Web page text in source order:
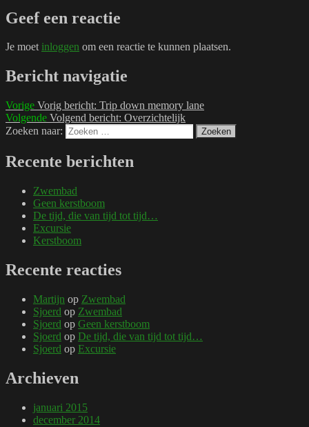
Geef een reactie
Je moetinloggen om een reactie te kunnen plaatsen.
Bericht navigatie
Vorige Vorig bericht: Trip down memory lane
Volgende Volgend bericht: Overzichtelijk
Zoeken naar:
Zoeken
Recente berichten
Zwembad
Geen kerstboom
De tijd, die van tijd tot tijd…
Excursie
Kerstboom
Recente reacties
Martijn op Zwembad
Sjoerd op Zwembad
Sjoerd op Geen kerstboom
Sjoerd op De tijd, die van tijd tot tijd…
Sjoerd op Excursie
Archieven
januari 2015
december 2014